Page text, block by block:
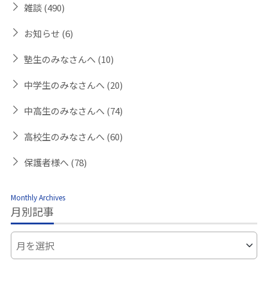
雑談(490)
お知らせ (6)
塾生のみなさんへ (10)
中学生のみなさんへ (20)
中高生のみなさんへ (74)
高校生のみなさんへ (60)
保護者様へ (78)
Monthly Archives
月別記事